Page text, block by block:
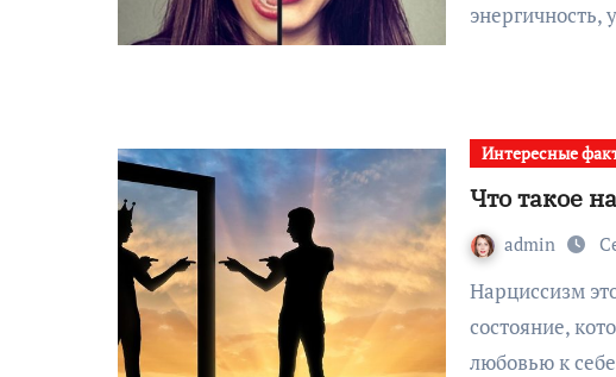
Интересные
Что такое
admin
Нарциссизм это черта персоны, психологическое
состояние,
любовью к